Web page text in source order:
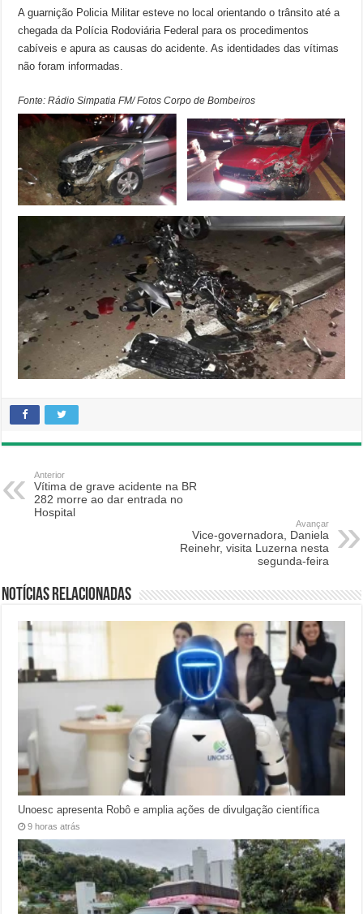
A guarnição Policia Militar esteve no local orientando o trânsito até a
chegada da Polícia Rodoviária Federal para os procedimentos
cabíveis e apura as causas do acidente. As identidades das vítimas
não foram informadas.
Fonte: Rádio Simpatia FM/ Fotos Corpo de Bombeiros
Anterior
Vítima de grave acidente na BR
282 morre ao dar entrada no
Hospital
Avançar
Vice-governadora, Daniela
Reinehr, visita Luzerna nesta
segunda-feira
Notícias relacionadas
Unoesc apresenta Robô e amplia ações de divulgação científica
9 horas atrás